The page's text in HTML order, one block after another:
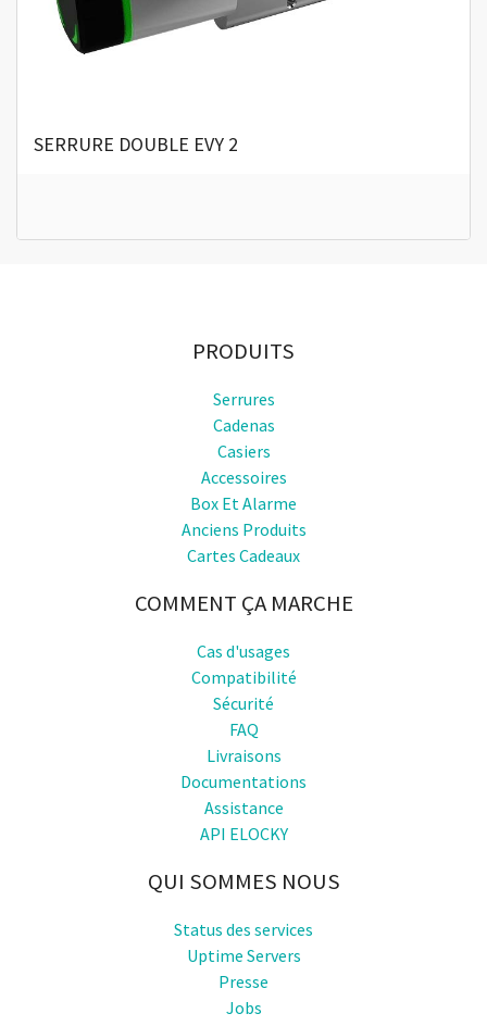
SERRURE DOUBLE EVY 2
PRODUITS
Serrures
Cadenas
Casiers
Accessoires
Box Et Alarme
Anciens Produits
Cartes Cadeaux
COMMENT ÇA MARCHE
Cas d'usages
Compatibilité
Sécurité
FAQ
Livraisons
Documentations
Assistance
API ELOCKY
QUI SOMMES NOUS
Status des services
Uptime Servers
Presse
Jobs